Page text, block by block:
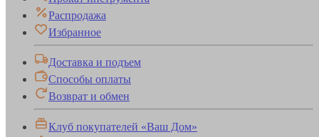
Распродажа
Избранное
Доставка и подъем
Способы оплаты
Возврат и обмен
Клуб покупателей «Ваш Дом»